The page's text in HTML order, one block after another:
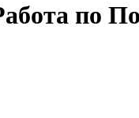
по